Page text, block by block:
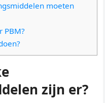
moeten
PBM?
zijn er?